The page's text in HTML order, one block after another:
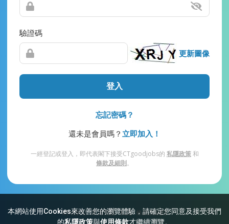
本網站使用Cookies來改善您的瀏覽體驗，請確定您同意及接受我們
的私隱政策與使用條款才繼續瀏覽。
驗證碼
更新圖像
登入
忘記密碼？
還未是會員嗎？ 立即加入！
一經登記或登入，即代表閣下接受CTgoodjobs的 私隱政策和
條款及細則。
網站索引 常見問題 私隱 條款及細則